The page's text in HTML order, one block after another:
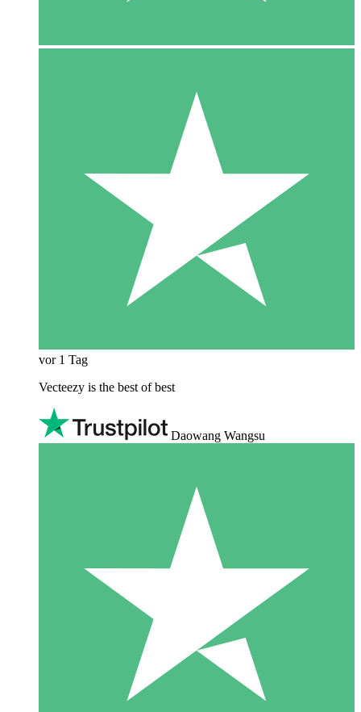
vor 1 Tag
Vecteezy is the best of best
Daowang Wangsu